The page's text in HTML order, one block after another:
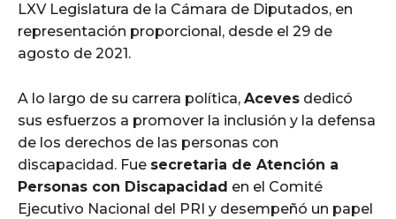
LXV Legislatura de la Cámara de Diputados, en
representación proporcional, desde el 29 de
agosto de 2021.
A lo largo de su carrera política, Aceves dedicó
sus esfuerzos a promover la inclusión y la defensa
de los derechos de las personas con
discapacidad. Fue secretaria de Atención a
Personas con Discapacidad en el Comité
Ejecutivo Nacional del PRI y desempeñó un papel